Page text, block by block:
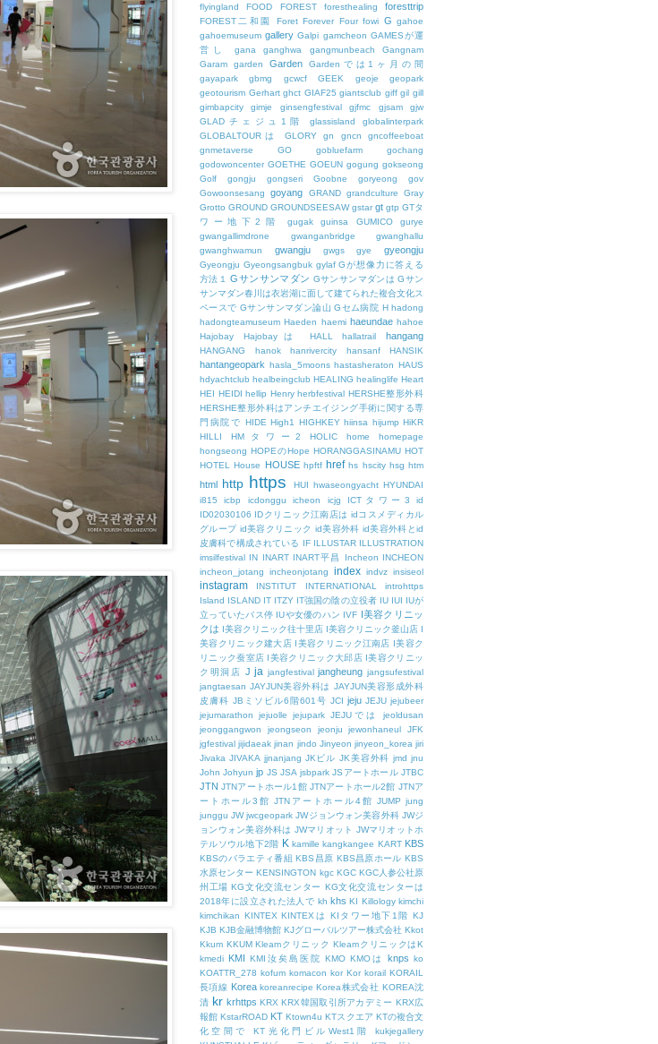
flyingland
FOOD FOREST foresthealing foresttrip
FOREST二和園 Foret Forever Four fowi G gahoe
gahoemuseum gallery Galpi gamcheon GAMESが運
営し
gana ganghwa gangmunbeach
Gangnam
Garam
garden Garden
Gardenでは1ヶ月の間
gayapark
gbmg gcwcf GEEK geoje
geopark
geotourism Gerhart ghct GIAF25 giantsclub giff gil gill
gimbapcity
gimje ginsengfestival gjfmc gjsam
gjw
GLADチェジュ1階
glassisland
globalinterpark
GLOBALTOURは
GLORY gn gncn
gncoffeeboat
gnmetaverse
GO gobluefarm
gochang
godowoncenter GOETHE GOEUN gogung gokseong
Golf
gongju gongseri Goobne goryeong
gov
Gowoonsesang
goyang GRAND grandculture
Gray
Grotto GROUND GROUNDSEESAW gstar gt gtp GTタ
ワー地下2階
gugak guinsa GUMICO
gurye
gwangallimdrone
gwanganbridge
gwanghallu
gwanghwamun
gwangju gwgs gye gyeongju
Gyeongju Gyeongsangbuk gylaf Gが想像力に答える
方法１
Gサンサンマダン Gサンサンマダンは Gサン
サンマダン春川は衣岩湖に面して建てられた複合文化ス
ペースで Gサンサンマダン論山 Gセム病院 H hadong
hadongteamuseum Haeden haemi haeundae hahoe
Hajobay
Hajobayは HALL hallatrail hangang
HANGANG hanok hanrivercity hansanf HANSIK
hantangeopark hasla_5moons hastasheraton HAUS
hdyachtclub healbeingclub HEALING healinglife Heart
HEI HEIDI hellip Henry herbfestival HERSHE整形外科
HERSHE整形外科はアンチエイジング手術に関する専
門病院で HIDE High1 HIGHKEY hiinsa hijump HiKR
HILLI
HMタワー2 HOLIC home
homepage
hongseong HOPEのHope HORANGGASINAMU HOT
HOTEL
House HOUSE hpftf href hs hscity hsg htm
html http https HUI hwaseongyacht HYUNDAI
i815
icbp icdonggu icheon icjg ICTタワー3
id
ID02030106 IDクリニック江南店は idコスメディカル
グループ id美容クリニック id美容外科 id美容外科とid
皮膚科で構成されている IF ILLUSTAR ILLUSTRATION
imsilfestival IN INART INART平昌 Incheon INCHEON
incheon_jotang
incheonjotang index indvz insiseol
instagram INSTITUT INTERNATIONAL
introhttps
Island ISLAND IT ITZY IT強国の陰の立役者 IU IUI IUが
立っていたバス停 IUや女優のハン IVF I美容クリニッ
クは I美容クリニック往十里店 I美容クリニック釜山店 I
美容クリニック建大店 I美容クリニック江南店 I美容ク
リニック蚕室店 I美容クリニック大邱店 I美容クリニッ
ク明洞店 J ja jangfestival jangheung jangsufestival
jangtaesan JAYJUN美容外科は JAYJUN美容形成外科
皮膚科 JBミソビル6階601号 JCI jeju JEJU jejubeer
jejumarathon
jejuolle jejupark JEJUでは
jeoldusan
jeonggangwon
jeongseon jeonju jewonhaneul
JFK
jgfestival jijidaeak jinan jindo Jinyeon jinyeon_korea jiri
Jivaka JIVAKA jjnanjang JKビル JK美容外科 jmd jnu
John Johyun jp JS JSA jsbpark JSアートホール JTBC
JTN JTNアートホール1館 JTNアートホール2館 JTNア
ートホール3館 JTNアートホール4館 JUMP jung
junggu JW jwcgeopark JWジョンウォン美容外科 JWジ
ョンウォン美容外科は JWマリオット JWマリオットホ
テルソウル地下2階 K kamille kangkangee KART KBS
KBSのバラエティ番組 KBS昌原 KBS昌原ホール KBS
水原センター KENSINGTON kgc KGC KGC人参公社原
州工場 KG文化交流センター KG文化交流センターは
2018年に設立された法人で kh khs KI Killology kimchi
kimchikan KINTEX KINTEXは KIタワー地下1階 KJ
KJB KJB金融博物館 KJグローバルツアー株式会社 Kkot
Kkum KKUM Kleamクリニック KleamクリニックはK
kmedi KMI KMI汝矣島医院 KMO KMOは knps ko
KOATTR_278 kofum komacon kor Kor korail KORAIL
長項線 Korea koreanrecipe Korea株式会社 KOREA沈
清 kr krhttps KRX KRX韓国取引所アカデミー KRX広
報館 KstarROAD KT Ktown4u KTスクエア KTの複合文
化空間で
KT光化門ビルWest1階
kukjegallery